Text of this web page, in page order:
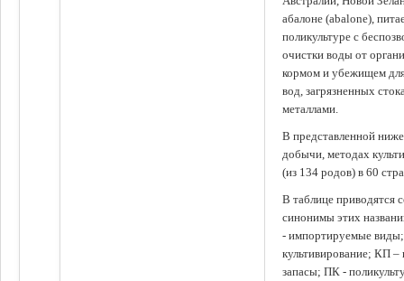
абалоне (abalone),
поликультуре с
очистки воды от
кормом и убежищем
вод, загрязненных
металлами.
В представленной
добычи, методах
(из 134 родов) в 60
В таблице приводятся
синонимы этих
- импортируемые
культивирование; КП
запасы; ПК -